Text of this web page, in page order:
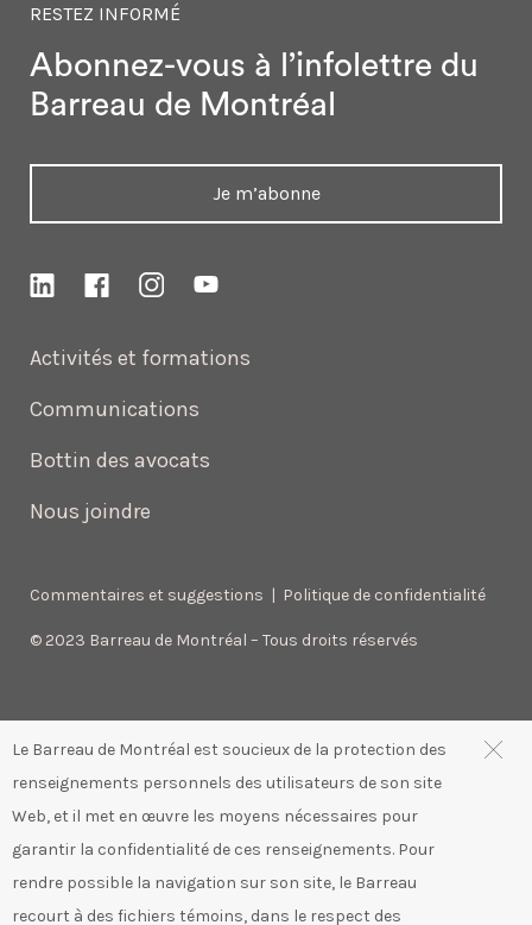
Le Barreau de Montréal est soucieux de la protection des
renseignements personnels des utilisateurs de son site
Web, et il met en œuvre les moyens nécessaires pour
garantir la confidentialité de ces renseignements. Pour
rendre possible la navigation sur son site, le Barreau
recourt à des fichiers témoins, dans le respect des
Activités et formations
Communications
Bottin des avocats
Nous joindre
RESTEZ INFORMÉ
Abonnez-vous à l’infolettre du
Barreau de Montréal
Je m’abonne
Commentaires et suggestions | Politique de confidentialité
© 2023 Barreau de Montréal – Tous droits réservés